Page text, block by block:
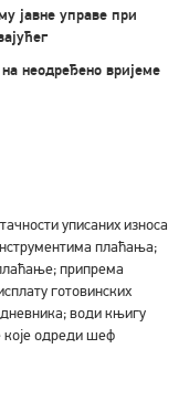
јавне управе при
неодређено вријеме
уписаних износа
плаћања;
припрема
готовинских
дневника; води књигу
које одреди шеф